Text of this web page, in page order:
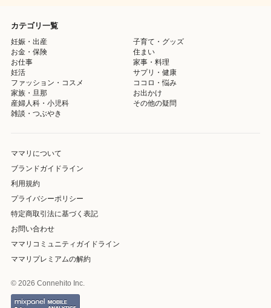
カテゴリ一覧
妊娠・出産
子育て・グッズ
お金・保険
住まい
お仕事
家事・料理
妊活
サプリ・健康
ファッション・コスメ
ココロ・悩み
家族・旦那
お出かけ
産婦人科・小児科
その他の疑問
雑談・つぶやき
ママリについて
ブランドガイドライン
利用規約
プライバシーポリシー
特定商取引法に基づく表記
お問い合わせ
ママリコミュニティガイドライン
ママリプレミアムの解約
© 2026 Connehito Inc.